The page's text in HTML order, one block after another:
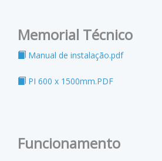
Memorial Técnico
Manual de instalação.pdf
PI 600 x 1500mm.PDF
Funcionamento